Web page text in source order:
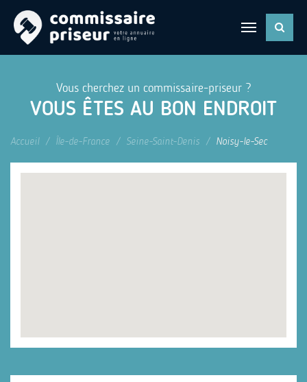
Vous cherchez un commissaire-priseur ?
VOUS ÊTES AU BON ENDROIT
Accueil Île-de-France Seine-Saint-Denis Noisy-le-Sec